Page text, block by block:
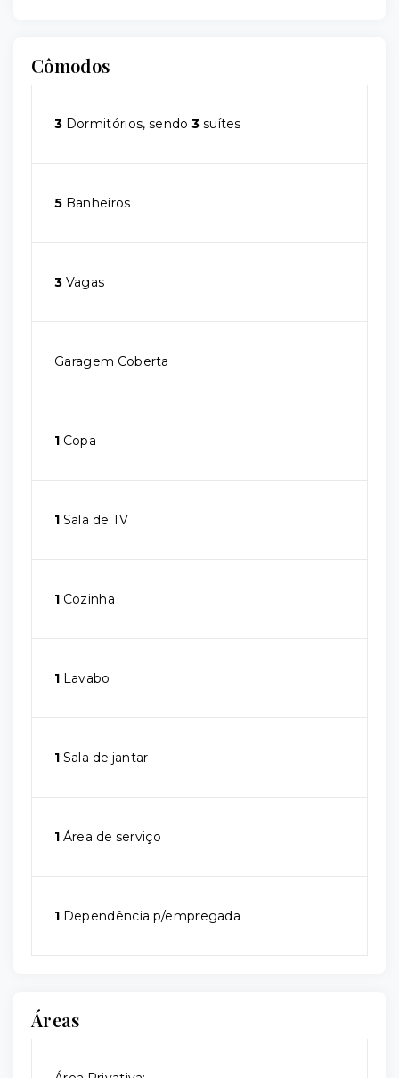
Cômodos
3 Dormitórios, sendo3 suítes
5 Banheiros
3 Vagas
Garagem Coberta
1 Copa
1 Sala de TV
1 Cozinha
1 Lavabo
1 Sala de jantar
1 Área de serviço
1 Dependência p/empregada
Áreas